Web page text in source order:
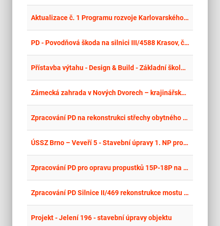
Aktualizace č. 1 Programu rozvoje Karlovarského kraje
PD - Povodňová škoda na silnici III/4588 Krasov, část zeď v km 7,010 až 7,050 – CRR 146 247 (PŠ č. 73)
Přístavba výtahu - Design & Build - Základní škola a praktická škola Hustopeče – opakované řízení
Zámecká zahrada v Nových Dvorech – krajinářsko-architektonická projektová soutěž o návrh
Zpracování PD na rekonstrukci střechy obytného domu, ul. Krajní 2
ÚSSZ Brno – Veveří 5 - Stavební úpravy 1. NP pro klientské centrum – projektová dokumentace
Zpracování PD pro opravu propustků 15P-18P na komunikaci III/4808 v obci Skotnice
Zpracování PD Silnice II/469 rekonstrukce mostu ev.č. 469-002 přes Plesenský potok v Martinově
Projekt - Jelení 196 - stavební úpravy objektu